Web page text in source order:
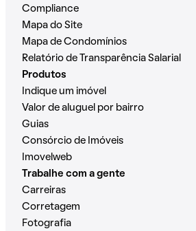
Compliance
Mapa do Site
Mapa de Condomínios
Relatório de Transparência Salarial
Produtos
Indique um imóvel
Valor de aluguel por bairro
Guias
Consórcio de Imóveis
Imovelweb
Trabalhe com a gente
Carreiras
Corretagem
Fotografia